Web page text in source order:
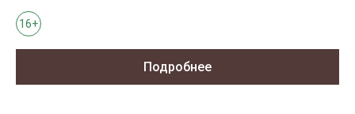
16+
Подробнее